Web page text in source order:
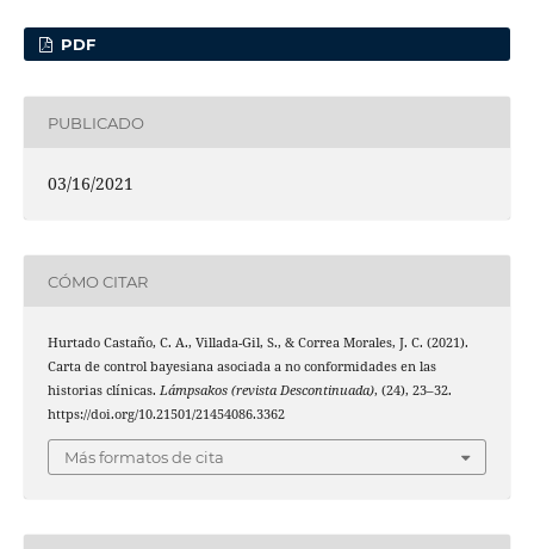
PDF
PUBLICADO
03/16/2021
CÓMO CITAR
Hurtado Castaño, C. A., Villada-Gil, S., & Correa Morales, J. C. (2021).
Carta de control bayesiana asociada a no conformidades en las
historias clínicas. Lámpsakos (revista Descontinuada), (24), 23–32.
https://doi.org/10.21501/21454086.3362
Más formatos de cita